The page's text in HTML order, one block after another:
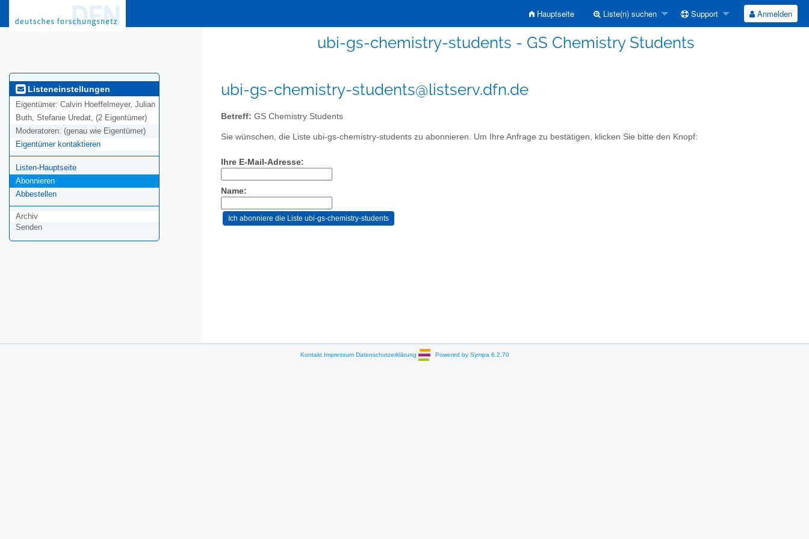
Hauptseite Liste(n) suchen Support Anmelden
ubi-gs-chemistry-students - GS Chemistry Students
Listeneinstellungen
Eigentümer: Calvin Hoeffelmeyer, Julian
Buth, Stefanie Uredat, (2 Eigentümer)
Moderatoren: (genau wie Eigentümer)
Eigentümer kontaktieren
Listen-Hauptseite
Abonnieren
Abbestellen
Archiv
Senden
ubi-gs-chemistry-students@listserv.dfn.de
Betreff: GS Chemistry Students
Sie wünschen, die Liste ubi-gs-chemistry-students zu abonnieren. Um Ihre Anfrage zu bestätigen, klicken Sie bitte den Knopf:
Ihre E-Mail-Adresse:
Name:
Kontakt Impressum Datenschutzerklärung Powered by Sympa 6.2.70